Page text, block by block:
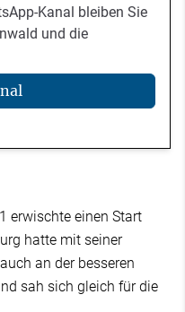
Kanal bleiben Sie
und die
erwischte einen Start
hatte mit seiner
an der besseren
sah sich gleich für die